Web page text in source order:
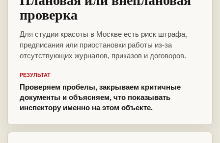
проверка
Для студии красоты в Москве есть риск штрафа,
предписания или приостановки работы из-за
отсутствующих журналов, приказов и договоров.
РЕЗУЛЬТАТ
Проверяем пробелы, закрываем критичные
документы и объясняем, что показывать
инспектору именно на этом объекте.